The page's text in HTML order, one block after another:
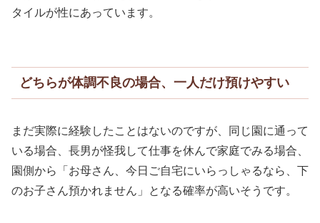
タイルが性にあっています。
どちらが体調不良の場合、一人だけ預けやすい
まだ実際に経験したことはないのですが、同じ園に通って
いる場合、長男が怪我して仕事を休んで家庭でみる場合、
園側から「お母さん、今日ご自宅にいらっしゃるなら、下
のお子さん預かれません」となる確率が高いそうです。